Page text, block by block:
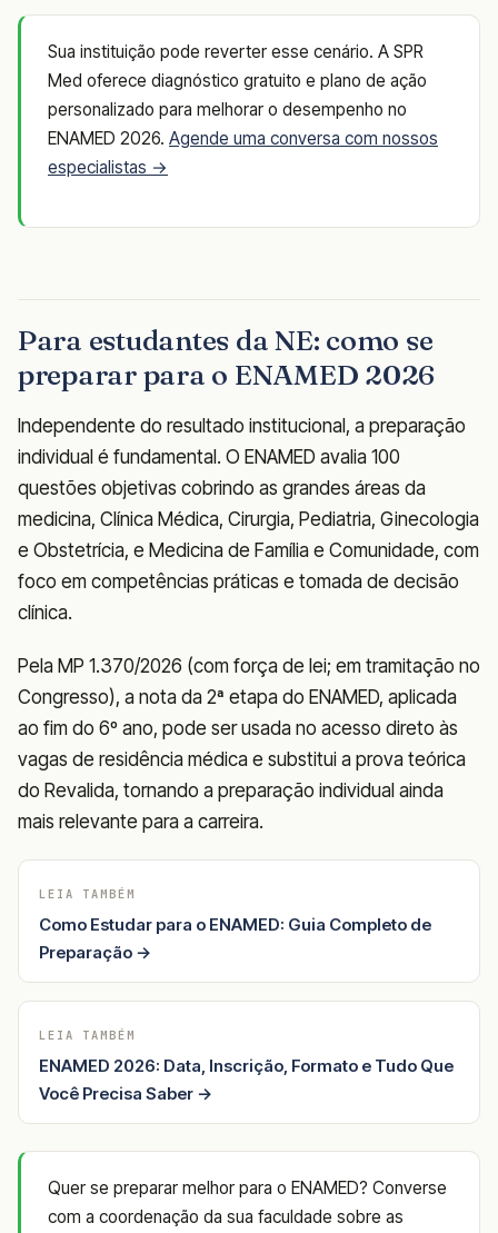
Sua instituição pode reverter esse cenário. A SPR
Med oferece diagnóstico gratuito e plano de ação
personalizado para melhorar o desempenho no
ENAMED 2026. Agende uma conversa com nossos
especialistas →
Para estudantes da NE: como se
preparar para o ENAMED 2026
Independente do resultado institucional, a preparação
individual é fundamental. O ENAMED avalia 100
questões objetivas cobrindo as grandes áreas da
medicina, Clínica Médica, Cirurgia, Pediatria, Ginecologia
e Obstetrícia, e Medicina de Família e Comunidade, com
foco em competências práticas e tomada de decisão
clínica.
Pela MP 1.370/2026 (com força de lei; em tramitação no
Congresso), a nota da 2ª etapa do ENAMED, aplicada
ao fim do 6º ano, pode ser usada no acesso direto às
vagas de residência médica e substitui a prova teórica
do Revalida, tornando a preparação individual ainda
mais relevante para a carreira.
LEIA TAMBÉM
Como Estudar para o ENAMED: Guia Completo de
Preparação →
LEIA TAMBÉM
ENAMED 2026: Data, Inscrição, Formato e Tudo Que
Você Precisa Saber →
Quer se preparar melhor para o ENAMED? Converse
com a coordenação da sua faculdade sobre as